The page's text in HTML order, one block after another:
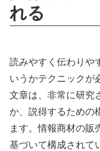
れる
読みやすく伝わりや
いうかテクニックが
文章は、非常に研究
か、説得するための
ます。情報商材の販
基づいて構成されて